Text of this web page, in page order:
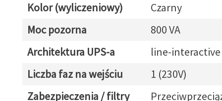
Kolor (wyliczeniowy)
Czarny
Moc pozorna
800 VA
Architektura UPS-a
line-interactive
Liczba faz na wejściu
1 (230V)
Zabezpieczenia / filtry